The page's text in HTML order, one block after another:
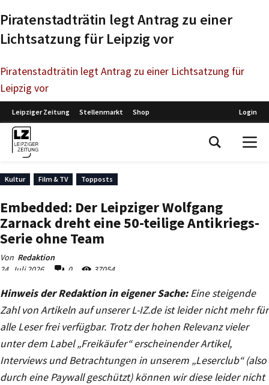
Piratenstadträtin legt Antrag zu einer
Lichtsatzung für Leipzig vor
Piratenstadträtin legt Antrag zu einer Lichtsatzung für
Leipzig vor
Hinweis der Redaktion in eigener Sache: Eine steigende
Zahl von Artikeln auf unserer L-IZ.de ist leider nicht mehr für
alle Leser frei verfügbar. Trotz der hohen Relevanz vieler
unter dem Label „Freikäufer“ erscheinender Artikel,
Interviews und Betrachtungen in unserem „Leserclub“ (also
durch eine Paywall geschützt) können wir diese leider nicht